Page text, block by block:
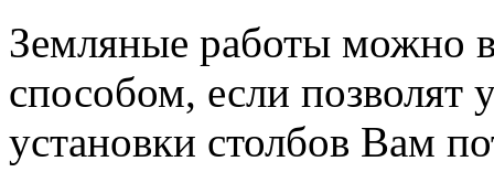
Земляные работы можно
способом, если
установки столбов Вам